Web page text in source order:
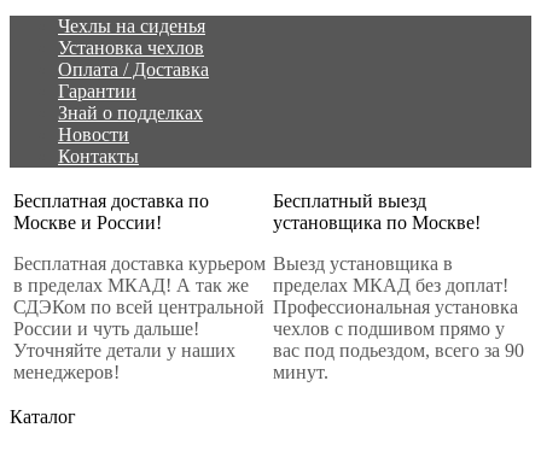
Чехлы на сиденья
Установка чехлов
Оплата / Доставка
Гарантии
Знай о подделках
Новости
Контакты
Бесплатная доставка по
Москве и России!
Бесплатная доставка курьером
в пределах МКАД! А так же
СДЭКом по всей центральной
России и чуть дальше!
Уточняйте детали у наших
менеджеров!
Бесплатный выезд
установщика по Москве!
Выезд установщика в
пределах МКАД без доплат!
Профессиональная установка
чехлов с подшивом прямо у
вас под подьездом, всего за 90
минут.
Каталог